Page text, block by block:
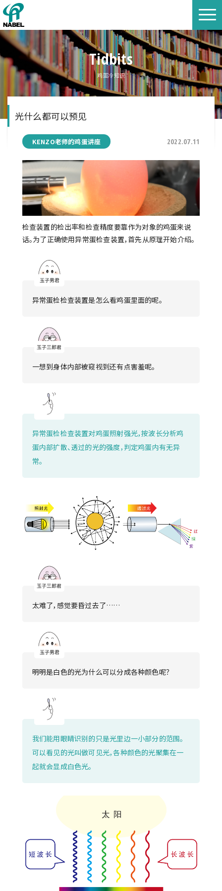
Tidbits
鸡蛋冷知识
光什么都可以预见
KENZO老师的鸡蛋讲座 2022.07.11
检查装置的检出率和检查精度要靠作为对象的鸡蛋来说
话。为了正确使用异常蛋检查装置，首先从原理开始介绍。
异常蛋检检查装置是怎么看鸡蛋里面的呢。
一想到身体内部被窥视到还有点害羞呢。
异常蛋检检查装置对鸡蛋照射强光，按波长分析鸡
蛋内部扩散、透过的光的强度，判定鸡蛋内有无异
常。
太难了，感觉要昏过去了……
明明是白色的光为什么可以分成各种颜色呢？
我们能用眼睛识别的只是光里边一小部分的范围。
可以看见的光叫做可见光，各种颜色的光聚集在一
起就会显成白色光。